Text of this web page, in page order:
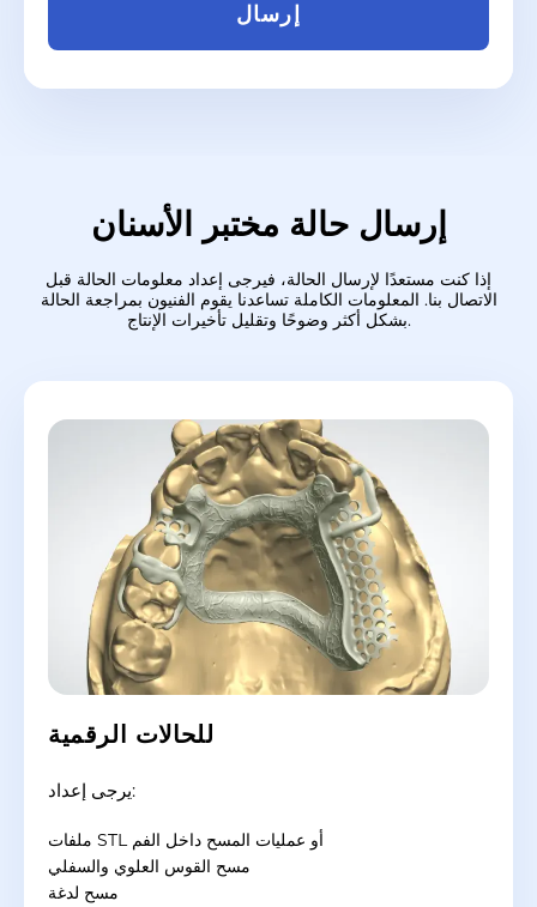
إرسال
إرسال حالة مختبر الأسنان
إذا كنت مستعدًا لإرسال الحالة، فيرجى إعداد معلومات الحالة قبل
الاتصال بنا. المعلومات الكاملة تساعدنا يقوم الفنيون بمراجعة الحالة
بشكل أكثر وضوحًا وتقليل تأخيرات الإنتاج.
للحالات الرقمية
يرجى إعداد:
ملفات STL أو عمليات المسح داخل الفم
مسح القوس العلوي والسفلي
مسح لدغة